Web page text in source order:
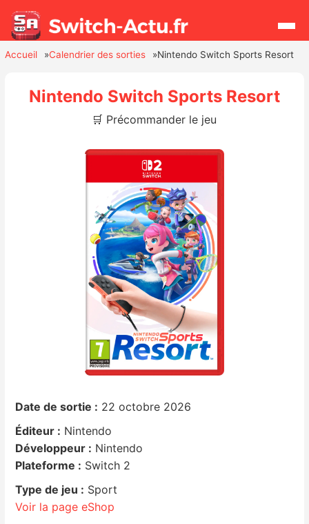
Mises à jour
Chiffres de ventes
Nintendo Direct
Tests et previews
Tests de jeux
Tests d’accessoires
Autres tests
Previews
Accueil Calendrier des sorties Nintendo Switch Sports Resort
Nintendo Switch Sports Resort
🛒 Précommander le jeu
Date de sortie : 22 octobre 2026
Éditeur : Nintendo
Développeur : Nintendo
Plateforme : Switch 2
Type de jeu : Sport
Voir la page eShop